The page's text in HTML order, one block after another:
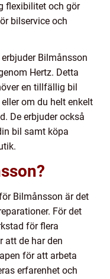
flexibilitet och gör
bilservice och
Bilmånsson
Hertz. Detta
en tillfällig bil
om du helt enkelt
De erbjuder också
bil samt köpa
Bilmånsson är det
För det
för flera
att de har den
för att arbeta
erfarenhet och